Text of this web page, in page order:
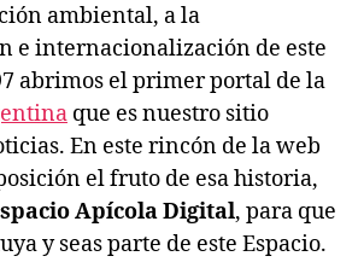
ambiental, a la
e internacionalización de este
abrimos el primer portal de la
que es nuestro sitio
En este rincón de la web
el fruto de esa historia,
Apícola Digital, para que
y seas parte de este Espacio.